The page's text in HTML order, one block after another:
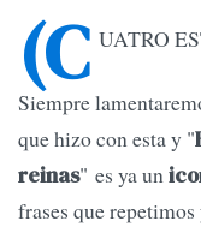
(C UATRO
Siempre
que hizo con esta y "
reinas" es ya un
frases que